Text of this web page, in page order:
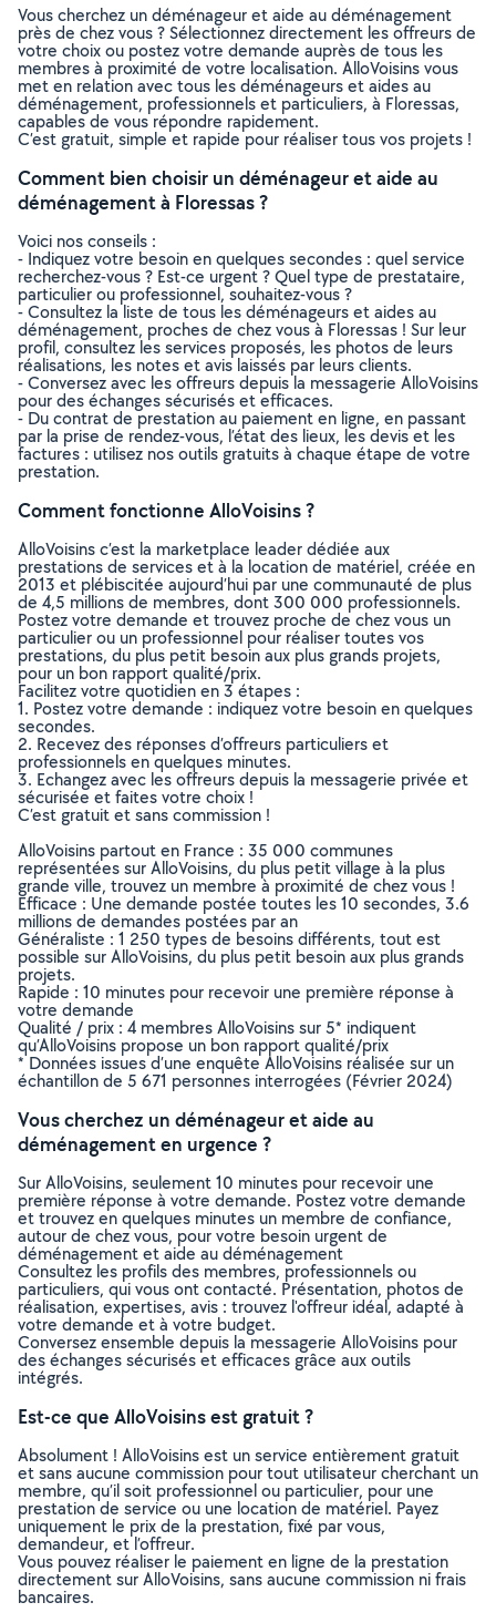
Vous cherchez un déménageur et aide au déménagement
près de chez vous ? Sélectionnez directement les offreurs de
votre choix ou postez votre demande auprès de tous les
membres à proximité de votre localisation. AlloVoisins vous
met en relation avec tous les déménageurs et aides au
déménagement, professionnels et particuliers, à Floressas,
capables de vous répondre rapidement.
C’est gratuit, simple et rapide pour réaliser tous vos projets !
Comment bien choisir un déménageur et aide au
déménagement à Floressas ?
Voici nos conseils :
- Indiquez votre besoin en quelques secondes : quel service
recherchez-vous ? Est-ce urgent ? Quel type de prestataire,
particulier ou professionnel, souhaitez-vous ?
- Consultez la liste de tous les déménageurs et aides au
déménagement, proches de chez vous à Floressas ! Sur leur
profil, consultez les services proposés, les photos de leurs
réalisations, les notes et avis laissés par leurs clients.
- Conversez avec les offreurs depuis la messagerie AlloVoisins
pour des échanges sécurisés et efficaces.
- Du contrat de prestation au paiement en ligne, en passant
par la prise de rendez-vous, l’état des lieux, les devis et les
factures : utilisez nos outils gratuits à chaque étape de votre
prestation.
Comment fonctionne AlloVoisins ?
AlloVoisins c’est la marketplace leader dédiée aux
prestations de services et à la location de matériel, créée en
2013 et plébiscitée aujourd’hui par une communauté de plus
de 4,5 millions de membres, dont 300 000 professionnels.
Postez votre demande et trouvez proche de chez vous un
particulier ou un professionnel pour réaliser toutes vos
prestations, du plus petit besoin aux plus grands projets,
pour un bon rapport qualité/prix.
Facilitez votre quotidien en 3 étapes :
1. Postez votre demande : indiquez votre besoin en quelques
secondes.
2. Recevez des réponses d’offreurs particuliers et
professionnels en quelques minutes.
3. Echangez avec les offreurs depuis la messagerie privée et
sécurisée et faites votre choix !
C’est gratuit et sans commission !
AlloVoisins partout en France : 35 000 communes
représentées sur AlloVoisins, du plus petit village à la plus
grande ville, trouvez un membre à proximité de chez vous !
Efficace : Une demande postée toutes les 10 secondes, 3.6
millions de demandes postées par an
Généraliste : 1 250 types de besoins différents, tout est
possible sur AlloVoisins, du plus petit besoin aux plus grands
projets.
Rapide : 10 minutes pour recevoir une première réponse à
votre demande
Qualité / prix : 4 membres AlloVoisins sur 5* indiquent
qu’AlloVoisins propose un bon rapport qualité/prix
* Données issues d’une enquête AlloVoisins réalisée sur un
échantillon de 5 671 personnes interrogées (Février 2024)
Vous cherchez un déménageur et aide au
déménagement en urgence ?
Sur AlloVoisins, seulement 10 minutes pour recevoir une
première réponse à votre demande. Postez votre demande
et trouvez en quelques minutes un membre de confiance,
autour de chez vous, pour votre besoin urgent de
déménagement et aide au déménagement
Consultez les profils des membres, professionnels ou
particuliers, qui vous ont contacté. Présentation, photos de
réalisation, expertises, avis : trouvez l'offreur idéal, adapté à
votre demande et à votre budget.
Conversez ensemble depuis la messagerie AlloVoisins pour
des échanges sécurisés et efficaces grâce aux outils
intégrés.
Est-ce que AlloVoisins est gratuit ?
Absolument ! AlloVoisins est un service entièrement gratuit
et sans aucune commission pour tout utilisateur cherchant un
membre, qu’il soit professionnel ou particulier, pour une
prestation de service ou une location de matériel. Payez
uniquement le prix de la prestation, fixé par vous,
demandeur, et l’offreur.
Vous pouvez réaliser le paiement en ligne de la prestation
directement sur AlloVoisins, sans aucune commission ni frais
bancaires.